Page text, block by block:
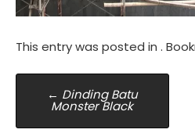
This entry was posted in .
Post
navigation
← Dinding Batu
Monster Black